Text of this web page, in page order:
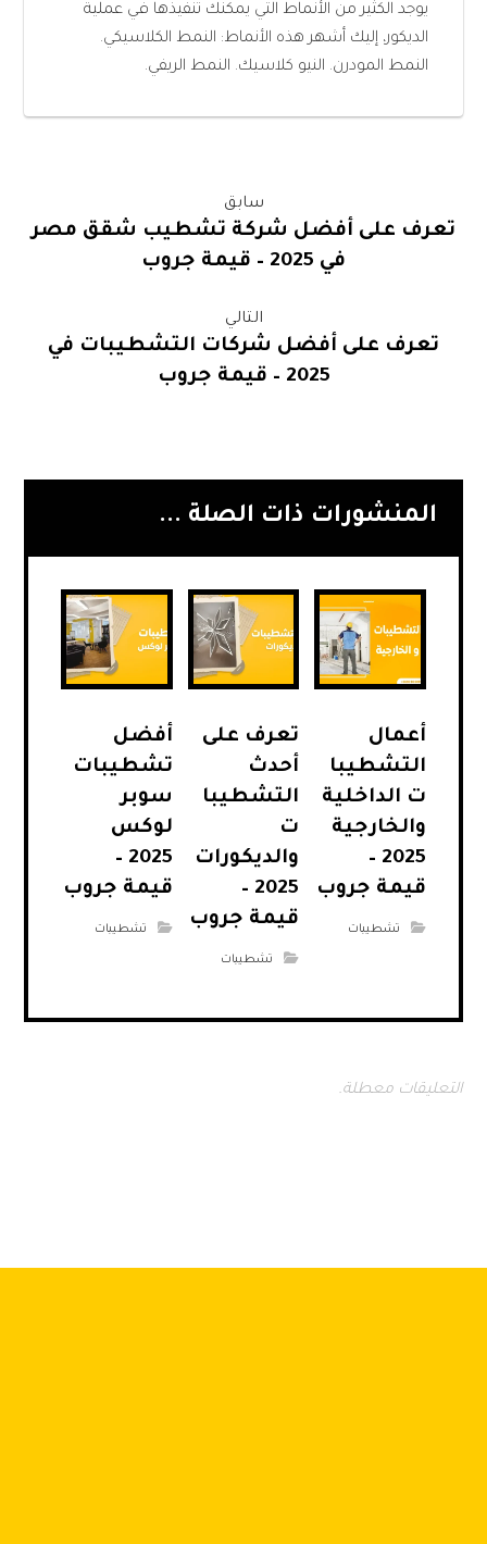
يوجد الكثير من الأنماط التي يمكنك تنفيذها في عملية
الديكور، إليك أشهر هذه الأنماط: النمط الكلاسيكي.
النمط المودرن. النيو كلاسيك. النمط الريفي.
سابق
تعرف على أفضل شركة تشطيب شقق مصر
في 2025 – قيمة جروب
التالي
تعرف على أفضل شركات التشطيبات في
2025 – قيمة جروب
المنشورات ذات الصلة ...
أعمال
التشطيبا
ت الداخلية
والخارجية
2025 –
قيمة جروب
تشطيبات
تعرف على
أحدث
التشطيبا
ت
والديكورات
2025 –
قيمة جروب
تشطيبات
أفضل
تشطيبات
سوبر
لوكس
2025 –
قيمة جروب
تشطيبات
التعليقات معطلة.